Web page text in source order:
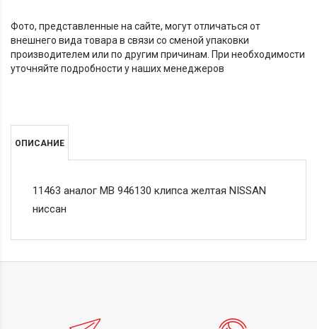
Фото, представленные на сайте, могут отличаться от
внешнего вида товара в связи со сменой упаковки
производителем или по другим причинам. При необходимости
уточняйте подробности у наших менеджеров
ОПИСАНИЕ
11463 аналог MB 946130 клипса желтая NISSAN
ниссан